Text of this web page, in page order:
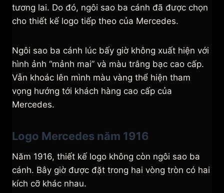
tương lai. Do đó, ngôi sao ba cánh đã được chọn
cho thiết kế logo tiếp theo của Mercedes.
Ngôi sao ba cánh lúc bấy giờ không xuất hiện với
hình ảnh “mảnh mai” và màu trắng bạc cao cấp.
Vẫn khoác lên mình màu vàng thể hiện tham
vọng hướng tới khách hàng cao cấp của
Mercedes.
Logo Mercedes năm 1916
Năm 1916, thiết kế logo không còn ngôi sao ba
cánh. Bây giờ được đặt trong hai vòng tròn có hai
kích cỡ khác nhau.